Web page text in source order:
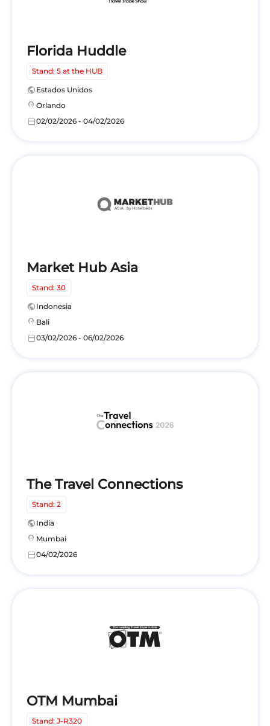
Florida Huddle
Stand: 5 at the HUB
public Estados Unidos
location_on Orlando
calendar_today02/02/2026 - 04/02/2026
Market Hub Asia
Stand: 30
public Indonesia
location_on Bali
calendar_today03/02/2026 - 06/02/2026
The Travel Connections
Stand: 2
public India
location_on Mumbai
calendar_today04/02/2026
OTM Mumbai
Stand: J-R320